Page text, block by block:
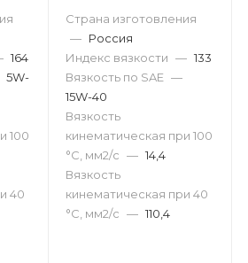
164
5W-
100
40
Страна изготовления
— Россия
Индекс вязкости — 133
Вязкость по SAE —
15W-40
Вязкость
кинематическая при 100
°С, мм2/с — 14,4
Вязкость
кинематическая при 40
°С, мм2/с — 110,4